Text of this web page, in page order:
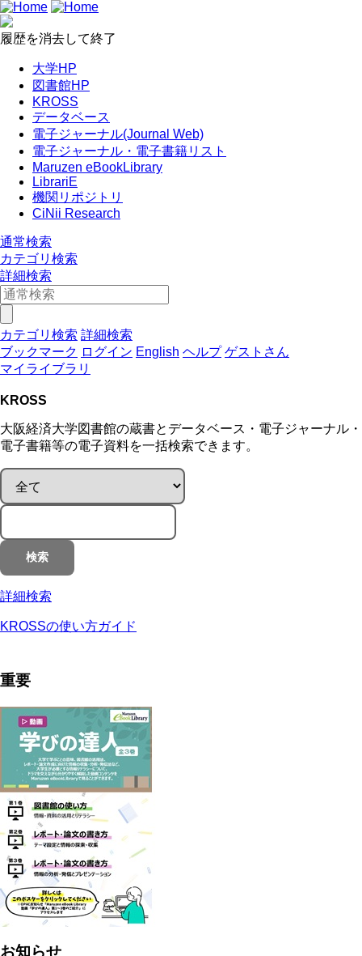
履歴を消去して終了
大学HP
図書館HP
KROSS
データベース
電子ジャーナル(Journal Web)
電子ジャーナル・電子書籍リスト
Maruzen eBookLibrary
LibrariE
機関リポジトリ
CiNii Research
通常検索
カテゴリ検索
詳細検索
カテゴリ検索 詳細検索
ブックマーク ログイン English ヘルプ ゲストさん
マイライブラリ
KROSS
大阪経済大学図書館の蔵書とデータベース・電子ジャーナル・
電子書籍等の電子資料を一括検索できます。
検索
詳細検索
KROSSの使い方ガイド
重要
お知らせ